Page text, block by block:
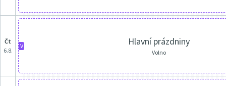
čt
6.8.
V Hlavní prázdniny
Volno